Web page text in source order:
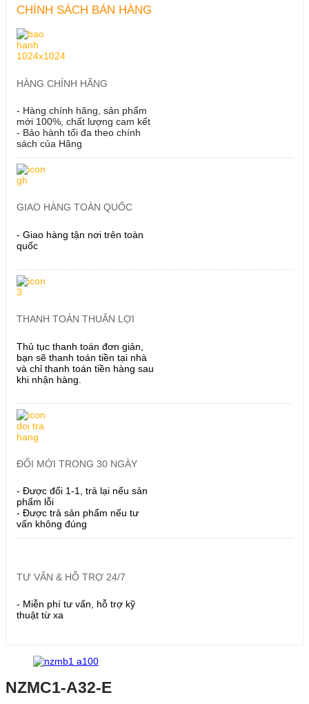
CHÍNH SÁCH BÁN HÀNG
HÀNG CHÍNH HÃNG
- Hàng chính hãng, sản phẩm
mới 100%, chất lượng cam kết
- Bảo hành tối đa theo chính
sách của Hãng
GIAO HÀNG TOÀN QUỐC
- Giao hàng tận nơi trên toàn
quốc
THANH TOÁN THUẬN LỢI
Thủ tục thanh toán đơn giản,
bạn sẽ thanh toán tiền tại nhà
và chỉ thanh toán tiền hàng sau
khi nhận hàng.
ĐỔI MỚI TRONG 30 NGÀY
- Được đổi 1-1, trả lại nếu sản
phẩm lỗi
- Được trả sản phẩm nếu tư
vấn không đúng
TƯ VẤN & HỖ TRỢ 24/7
- Miễn phí tư vấn, hỗ trợ kỹ
thuật từ xa
NZMC1-A32-E